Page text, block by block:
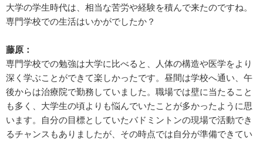
大学の学生時代は、相当な苦労や経験を積んで来たのですね。
専門学校での生活はいかがでしたか？
藤原：
専門学校での勉強は大学に比べると、人体の構造や医学をより
深く学ぶことができて楽しかったです。昼間は学校へ通い、午
後からは治療院で勤務していました。職場では壁に当たること
も多く、大学生の頃よりも悩んでいたことが多かったように思
います。自分の目標としていたバドミントンの現場で活動でき
るチャンスもありましたが、その時点では自分が準備できてい